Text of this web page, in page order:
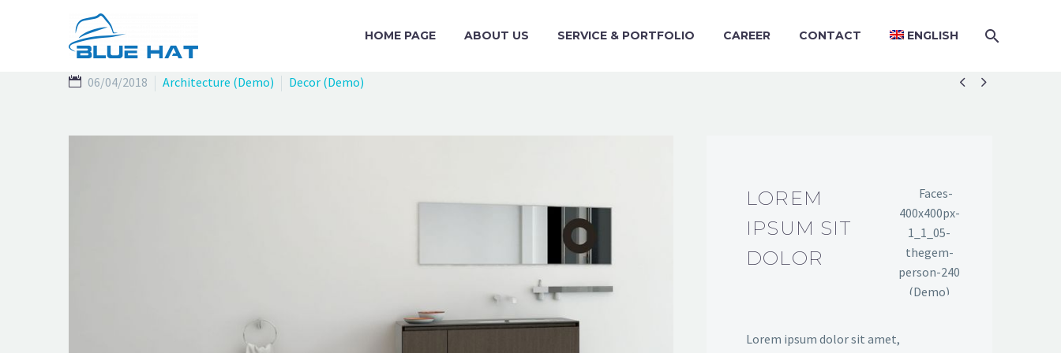
HOME PAGE ABOUT US SERVICE & PORTFOLIO CAREER CONTACT ENGLISH
 
06/04/2018 Architecture (Demo) Decor (Demo)
LOREM
IPSUM SIT
DOLOR
Lorem ipsum dolor sit amet,